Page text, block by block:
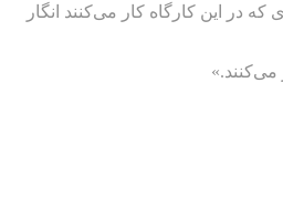
در این کارگاه کار می‌کنند انگار
می‌کنند.»